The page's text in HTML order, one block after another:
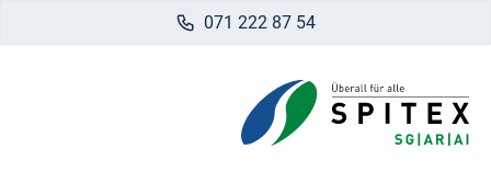
071 222 87 54